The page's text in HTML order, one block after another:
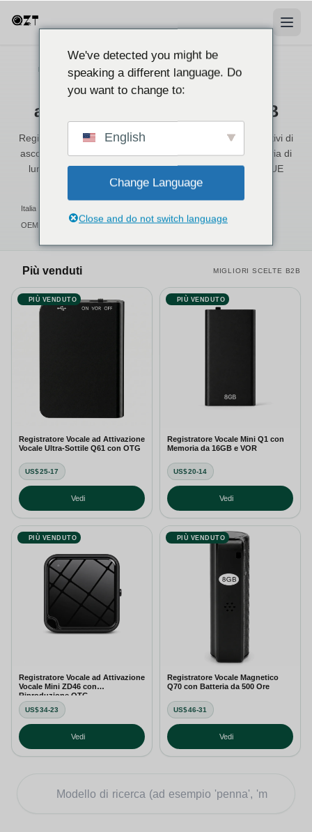
FORNITORE ALL'INGROSSO · CE/ROHS · MAGAZZINO ITALIA
Registratori Vocali per Vendita
all'Ingrosso e Distribuzione B2B
Registratori vocali mini, registratori audio digitali e dispositivi di
ascolto nascosti — acquisizione attivata dalla voce, batteria di
lunga durata, certificati CE/RoHS, spedizione rapida in UE
dall'Italia.
Italia · 2–5d EU
OEM / ODM
Tariffazione a 4 Livelli
Più venduti MIGLIORI SCELTE B2B
PIÙ VENDUTO
Registratore Vocale ad Attivazione
Vocale Ultra-Sottile Q61 con OTG
US$25-17
Vedi
PIÙ VENDUTO
Registratore Vocale Mini Q1 con
Memoria da 16GB e VOR
US$20-14
Vedi
PIÙ VENDUTO
Registratore Vocale ad Attivazione
Vocale Mini ZD46 con
Riproduzione OTG
US$34-23
Vedi
PIÙ VENDUTO
Registratore Vocale Magnetico
Q70 con Batteria da 500 Ore
US$46-31
Vedi
We've detected you might be
speaking a different language. Do
you want to change to:
English
Change Language
Close and do not switch language